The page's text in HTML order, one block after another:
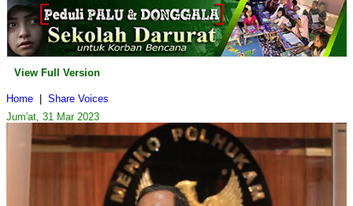
View Full Version
Home
Share Voices
Jum'at, 31 Mar 2023